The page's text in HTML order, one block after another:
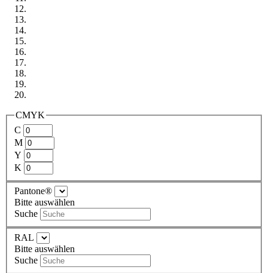
CMYK
C
M
Y
K
Pantone®
Bitte auswählen
Suche
RAL
Bitte auswählen
Suche